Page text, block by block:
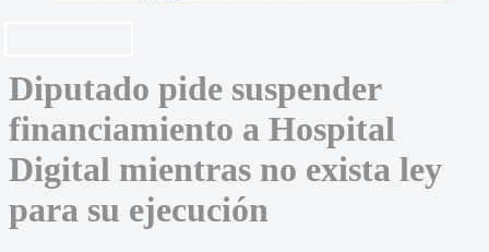
Diputado pide suspender
financiamiento a Hospital
Digital mientras no exista ley
para su ejecución